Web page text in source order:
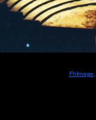
FhImage